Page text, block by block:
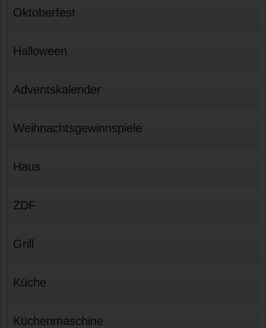
Oktoberfest
Halloween
Adventskalender
Weihnachtsgewinnspiele
Haus
ZDF
Grill
Küche
Küchenmaschine